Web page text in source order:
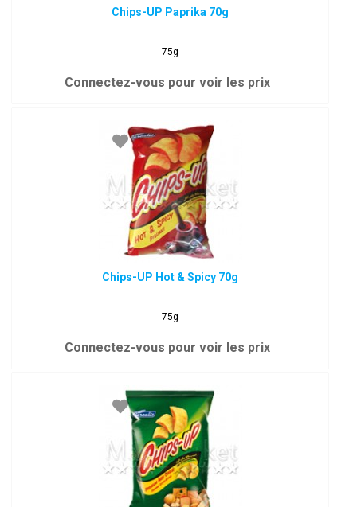
Chips-UP Paprika 70g
75g
Connectez-vous pour voir les prix
Chips-UP Hot & Spicy 70g
75g
Connectez-vous pour voir les prix